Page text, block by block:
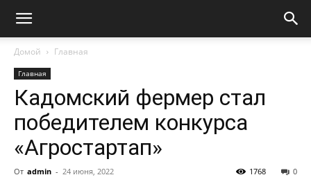
Домой Главная
Главная
Кадомский фермер стал
победителем конкурса
«Агростартап»
От admin - 24 июня, 2022 0
1768